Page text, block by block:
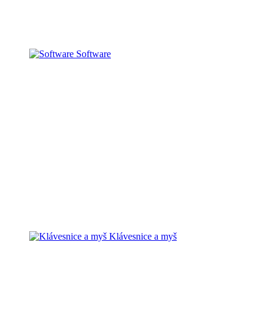
Software
Klávesnice a myš